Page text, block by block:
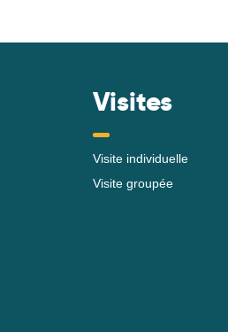
Visites
Visite individuelle
Visite groupée